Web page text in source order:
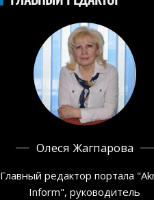
Олеся Жагпарова
Главный редактор портала
Inform", руководитель